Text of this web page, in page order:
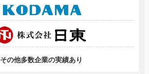
その他多数企業の実績あり